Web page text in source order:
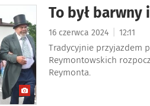
To był barwny
16 czerwca 2024 12:11
Tradycyjnie przyjazdem
Reymontowskich
Reymonta.